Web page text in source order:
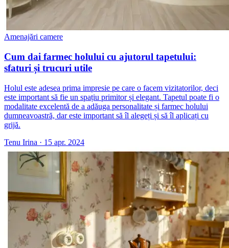
Amenajări camere
Cum dai farmec holului cu ajutorul tapetului:
sfaturi și trucuri utile
Holul este adesea prima impresie pe care o facem vizitatorilor, deci
este important să fie un spațiu primitor și elegant. Tapetul poate fi o
modalitate excelentă de a adăuga personalitate și farmec holului
dumneavoastră, dar este important să îl alegeți și să îl aplicați cu
grijă.
Tenu Irina · 15 apr. 2024